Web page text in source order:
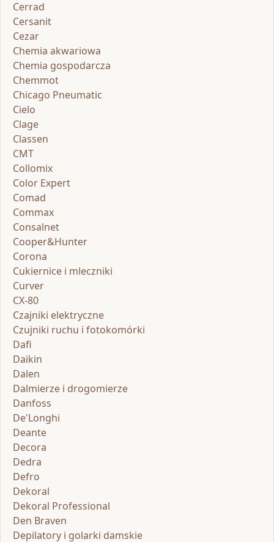
Cerrad
Cersanit
Cezar
Chemia akwariowa
Chemia gospodarcza
Chemmot
Chicago Pneumatic
Cielo
Clage
Classen
CMT
Collomix
Color Expert
Comad
Commax
Consalnet
Cooper&Hunter
Corona
Cukiernice i mleczniki
Curver
CX-80
Czajniki elektryczne
Czujniki ruchu i fotokomórki
Dafi
Daikin
Dalen
Dalmierze i drogomierze
Danfoss
De'Longhi
Deante
Decora
Dedra
Defro
Dekoral
Dekoral Professional
Den Braven
Depilatory i golarki damskie